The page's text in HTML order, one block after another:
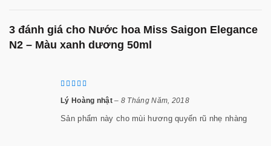
3 đánh giá cho Nước hoa Miss Saigon Elegance
N2 – Màu xanh dương 50ml
Lý Hoàng nhật– 8 Tháng Năm, 2018
Sản phẩm này cho mùi hương quyến rũ nhẹ nhàng